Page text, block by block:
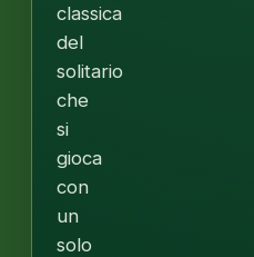
classica
del
solitario
che
si
gioca
con
un
solo